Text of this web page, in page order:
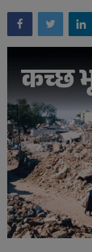
राशिफल
राज्य
कैरियर
बॉलीवुड
धर्म
बिजनेस
राजनीति
क्रिकेट